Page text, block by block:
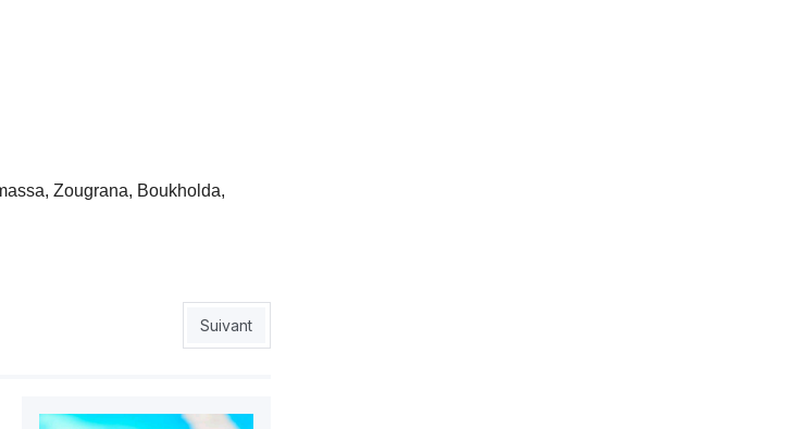
Zougrana, Boukholda,
Article suivant : CSC-CRB : mission compliquée pour le Chabab
Suivant